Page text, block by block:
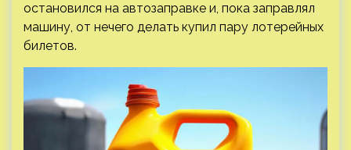
остановился на автозаправке и, пока заправлял
машину, от нечего делать купил пару лотерейных
билетов.